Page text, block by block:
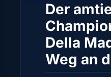
Der
Della
Weg an